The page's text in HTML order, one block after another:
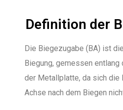
Definition der
Die Biegezugabe (BA) ist
Biegung, gemessen entlang
der Metallplatte, da sich die
Achse nach dem Biegen